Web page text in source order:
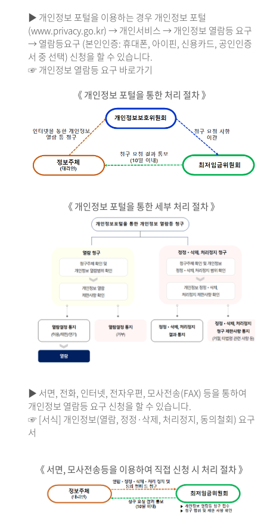
▶ 개인정보 포털을 이용하는 경우 개인정보 포털
(www.privacy.go.kr) → 개인서비스 → 개인정보 열람등 요구
→ 열람등요구 (본인인증: 휴대폰, 아이핀, 신용카드, 공인인증
서 중 선택) 신청을 할 수 있습니다.
☞ 개인정보 열람등 요구 바로가기
《 개인정보 포털을 통한 처리 절차 》
《 개인정보 포털을 통한 세부 처리 절차 》
▶ 서면, 전화, 인터넷, 전자우편, 모사전송(FAX) 등을 통하여
개인정보 열람등 요구 신청을 할 수 있습니다.
☞ [서식] 개인정보(열람, 정정·삭제, 처리정지, 동의철회) 요구
서
《 서면, 모사전송등을 이용하여 직접 신청 시 처리 절차 》